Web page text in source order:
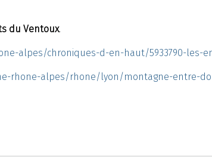
du Ventoux.
alpes/chroniques-d-en-haut/5933790-les-
rhone-alpes/rhone/lyon/montagne-entre-